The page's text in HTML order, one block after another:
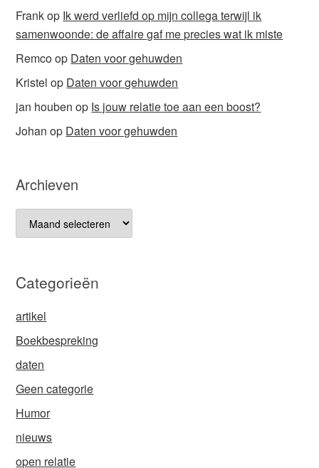
Frankop Ik werd verliefd op mijn collega terwijl ik
samenwoonde: de affaire gaf me precies wat ik miste
Remcoop Daten voor gehuwden
Kristel op Daten voor gehuwden
jan houben op Is jouw relatie toe aan een boost?
Johan op Daten voor gehuwden
Archieven
Archieven
Categorieën
artikel
Boekbespreking
daten
Geen categorie
Humor
nieuws
open relatie